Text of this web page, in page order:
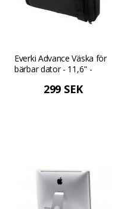
Everki Advance Väska för
bärbar dator - 11,6" -
299 SEK